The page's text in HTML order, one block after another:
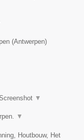
(Antwerpen)
▼
▼
Houtbouw, Het